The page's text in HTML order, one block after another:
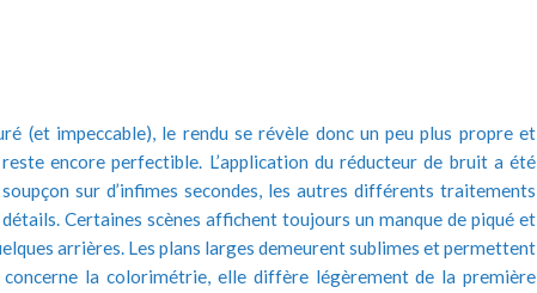
(et impeccable), le rendu se révèle donc un peu plus propre et
encore perfectible. L’application du réducteur de bruit a été
sur d’infimes secondes, les autres différents traitements
Certaines scènes affichent toujours un manque de piqué et
arrières. Les plans larges demeurent sublimes et permettent
la colorimétrie, elle diffère légèrement de la première